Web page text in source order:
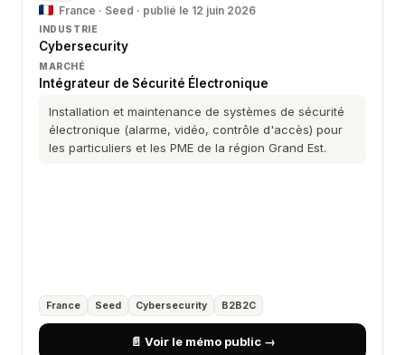
France · Seed · publié le 12 juin 2026
INDUSTRIE
Cybersecurity
MARCHÉ
Intégrateur de Sécurité Électronique
Installation et maintenance de systèmes de sécurité
électronique (alarme, vidéo, contrôle d'accès) pour
les particuliers et les PME de la région Grand Est.
France Seed Cybersecurity B2B2C
📄 Voir le mémo public →